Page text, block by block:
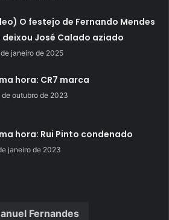
O festejo de Fernando Mendes
deixou José Calado aziado
de janeiro de 2025
hora: CR7 marca
de outubro de 2023
hora: Rui Pinto condenado
janeiro de 2023
Fernandes